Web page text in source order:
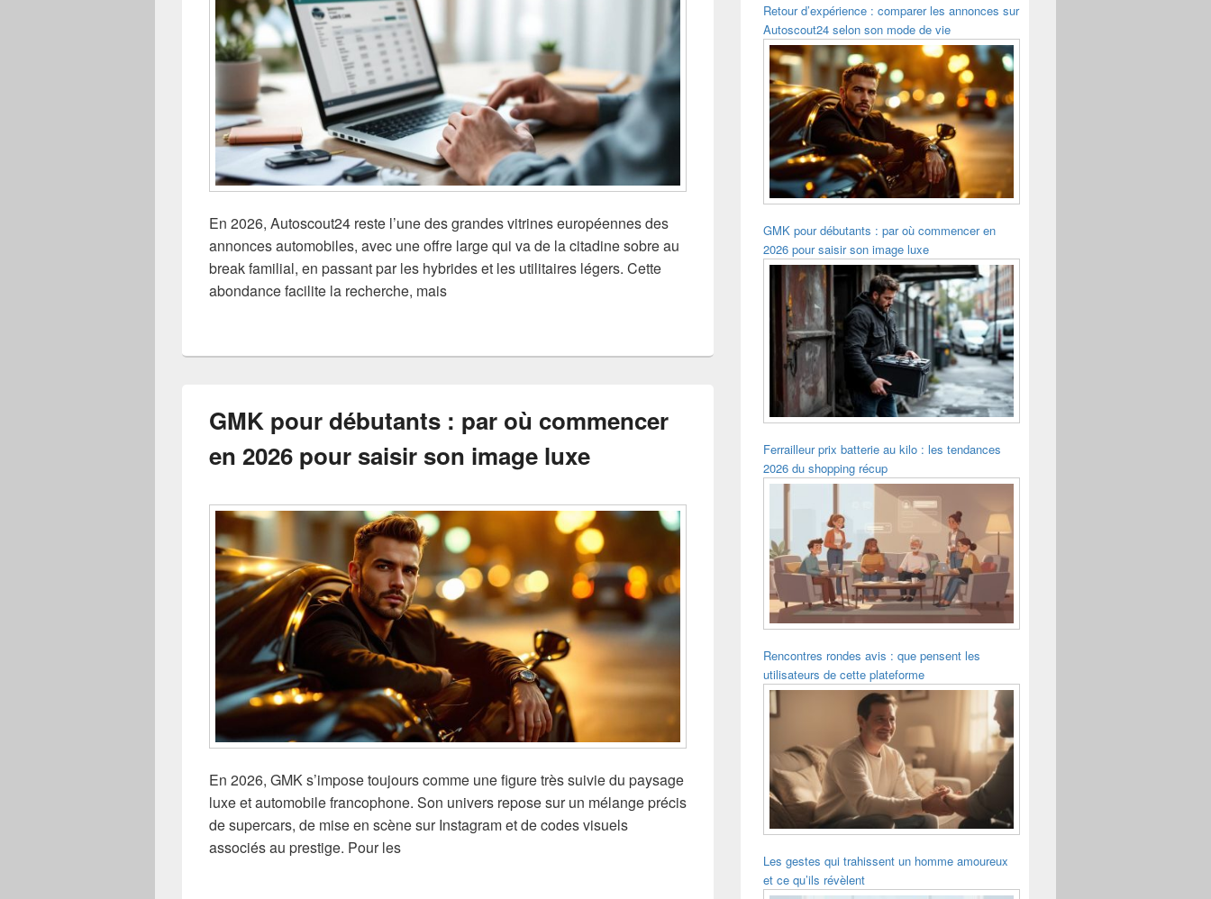
En 2026, Autoscout24 reste l’une des grandes vitrines européennes des
annonces automobiles, avec une offre large qui va de la citadine sobre au
break familial, en passant par les hybrides et les utilitaires légers. Cette
abondance facilite la recherche, mais
GMK pour débutants : par où commencer
en 2026 pour saisir son image luxe
En 2026, GMK s’impose toujours comme une figure très suivie du paysage
luxe et automobile francophone. Son univers repose sur un mélange précis
de supercars, de mise en scène sur Instagram et de codes visuels
associés au prestige. Pour les
Retour d’expérience : comparer les annonces sur
Autoscout24 selon son mode de vie
GMK pour débutants : par où commencer en
2026 pour saisir son image luxe
Ferrailleur prix batterie au kilo : les tendances
2026 du shopping récup
Rencontres rondes avis : que pensent les
utilisateurs de cette plateforme
Les gestes qui trahissent un homme amoureux
et ce qu’ils révèlent